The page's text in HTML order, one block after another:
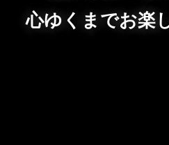
心ゆくまでお楽